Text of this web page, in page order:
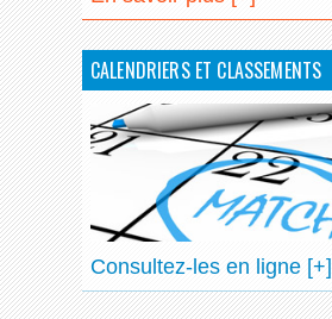
CALENDRIERS ET CLASSEMENTS
Consultez-les en ligne [+]